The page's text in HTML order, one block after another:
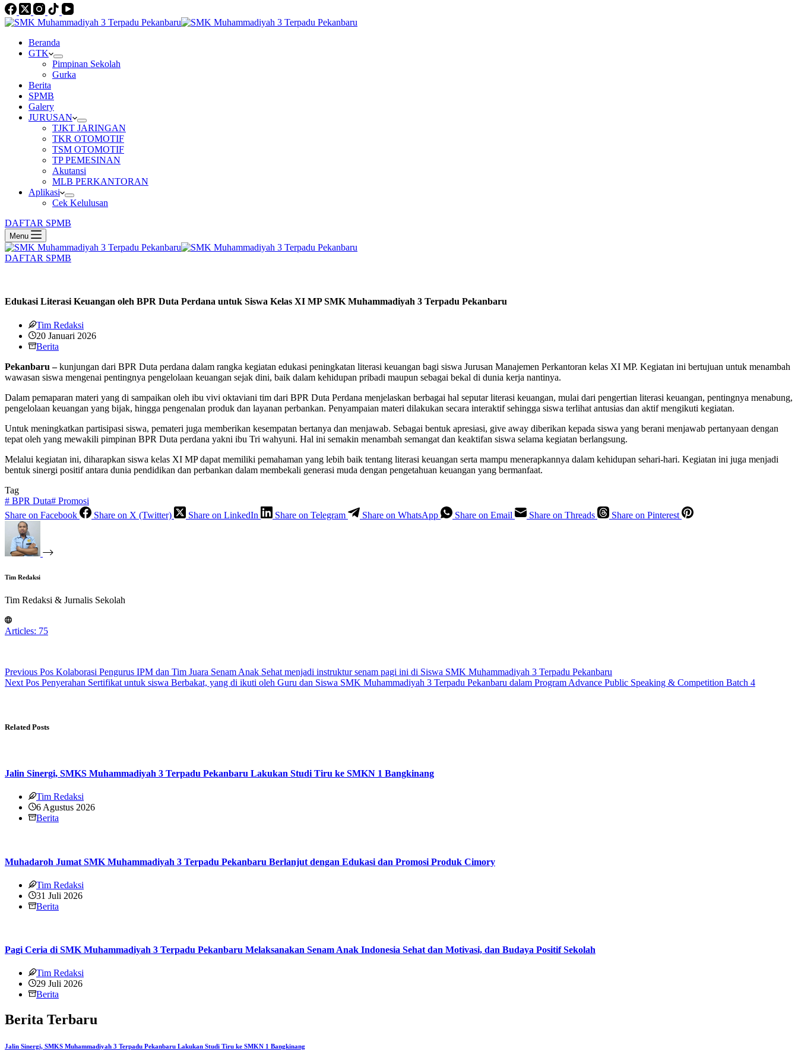
Beranda
GTK
Pimpinan Sekolah
Gurka
Berita
SPMB
Galery
JURUSAN
TJKT JARINGAN
TKR OTOMOTIF
TSM OTOMOTIF
TP PEMESINAN
Akutansi
MLB PERKANTORAN
Aplikasi
Cek Kelulusan
DAFTAR SPMB
Menu
DAFTAR SPMB
Edukasi Literasi Keuangan oleh BPR Duta Perdana untuk Siswa Kelas XI MP SMK Muhammadiyah 3 Terpadu Pekanbaru
Tim Redaksi
20 Januari 2026
Berita
Pekanbaru –kunjungan dari BPR Duta perdana dalam rangka kegiatan edukasi peningkatan literasi keuangan bagi siswa Jurusan Manajemen Perkantoran kelas XI MP. Kegiatan ini bertujuan untuk menambah
wawasan siswa mengenai pentingnya pengelolaan keuangan sejak dini, baik dalam kehidupan pribadi maupun sebagai bekal di dunia kerja nantinya.
Dalam pemaparan materi yang di sampaikan oleh ibu vivi oktaviani tim dari BPR Duta Perdana menjelaskan berbagai hal seputar literasi keuangan, mulai dari pengertian literasi keuangan, pentingnya menabung,
pengelolaan keuangan yang bijak, hingga pengenalan produk dan layanan perbankan. Penyampaian materi dilakukan secara interaktif sehingga siswa terlihat antusias dan aktif mengikuti kegiatan.
Untuk meningkatkan partisipasi siswa, pemateri juga memberikan kesempatan bertanya dan menjawab. Sebagai bentuk apresiasi, give away diberikan kepada siswa yang berani menjawab pertanyaan dengan
tepat oleh yang mewakili pimpinan BPR Duta perdana yakni ibu Tri wahyuni. Hal ini semakin menambah semangat dan keaktifan siswa selama kegiatan berlangsung.
Melalui kegiatan ini, diharapkan siswa kelas XI MP dapat memiliki pemahaman yang lebih baik tentang literasi keuangan serta mampu menerapkannya dalam kehidupan sehari-hari. Kegiatan ini juga menjadi
bentuk sinergi positif antara dunia pendidikan dan perbankan dalam membekali generasi muda dengan pengetahuan keuangan yang bermanfaat.
Tag
# BPR Duta# Promosi
Share on Facebook
Share on X (Twitter) Share on LinkedIn Share on Telegram Share on WhatsApp Share on Email Share on Threads Share on Pinterest
Tim Redaksi
Tim Redaksi & Jurnalis Sekolah
Articles: 75
Previous Pos Kolaborasi Pengurus IPM dan Tim Juara Senam Anak Sehat menjadi instruktur senam pagi ini di Siswa SMK Muhammadiyah 3 Terpadu Pekanbaru
NextPos Penyerahan Sertifikat untuk siswa Berbakat, yang di ikuti oleh Guru dan Siswa SMK Muhammadiyah 3 Terpadu Pekanbaru dalam Program Advance Public Speaking & Competition Batch 4
Related Posts
Jalin Sinergi, SMKS Muhammadiyah 3 Terpadu Pekanbaru Lakukan Studi Tiru ke SMKN 1 Bangkinang
Tim Redaksi
6 Agustus 2026
Berita
Muhadaroh Jumat SMK Muhammadiyah 3 Terpadu Pekanbaru Berlanjut dengan Edukasi dan Promosi Produk Cimory
Tim Redaksi
31 Juli 2026
Berita
Pagi Ceria di SMK Muhammadiyah 3 Terpadu Pekanbaru Melaksanakan Senam Anak Indonesia Sehat dan Motivasi, dan Budaya Positif Sekolah
Tim Redaksi
29 Juli 2026
Berita
Berita Terbaru
Jalin Sinergi, SMKS Muhammadiyah 3 Terpadu Pekanbaru Lakukan Studi Tiru ke SMKN 1 Bangkinang